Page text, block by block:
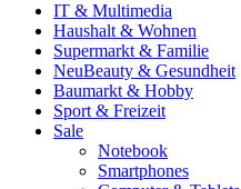
IT & Multimedia
Haushalt & Wohnen
Supermarkt & Familie
NeuBeauty & Gesundheit
Baumarkt & Hobby
Sport & Freizeit
Sale
Notebook
Smartphones